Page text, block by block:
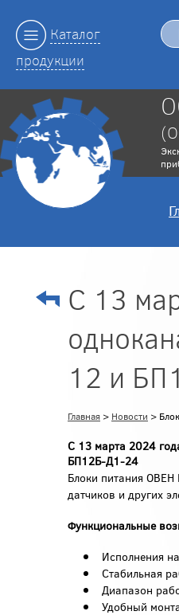
Каталог
продукции
С 13
12 и
Главная > Новости >
С 13 марта 2024
БП12Б-Д1-24
Блоки питания
датчиков и других
Функциональные
Исполнения
Стабильная
Диапазон
Удобный